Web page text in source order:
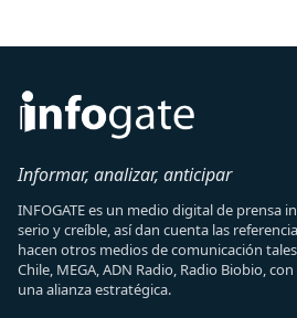
Informar, analizar, anticipar
INFOGATE es un medio digital de prensa
serio y creíble, así dan cuenta las
hacen otros medios de comunicación
Chile, MEGA, ADN Radio, Radio Biobio,
una alianza estratégica.